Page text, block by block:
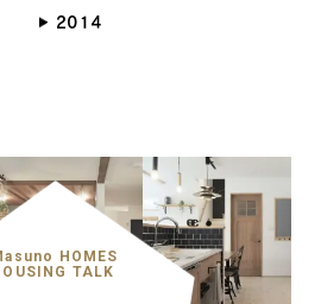
ヴィンテージ
2014
HOMES
TALK